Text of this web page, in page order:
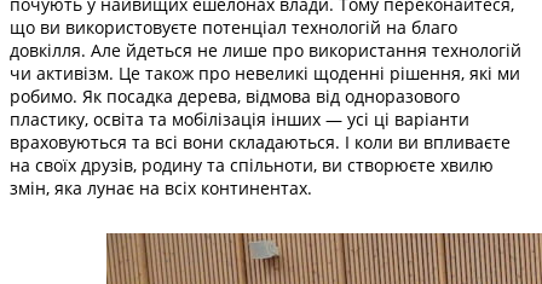
що ви використовуєте потенціал технологій на благо
довкілля. Але йдеться не лише про використання технологій
чи активізм. Це також про невеликі щоденні рішення, які ми
робимо. Як посадка дерева, відмова від одноразового
пластику, освіта та мобілізація інших — усі ці варіанти
враховуються та всі вони складаються. І коли ви впливаєте
на своїх друзів, родину та спільноти, ви створюєте хвилю
змін, яка лунає на всіх континентах.